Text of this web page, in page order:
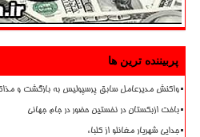
پربیننده ترین ها
واکنش مدیرعامل سابق پرسپولیس به بازگشت و
باخت ازبکستان در نخستین حضور در جام جهانی
جدایی شهریار مغانلو از کلباء